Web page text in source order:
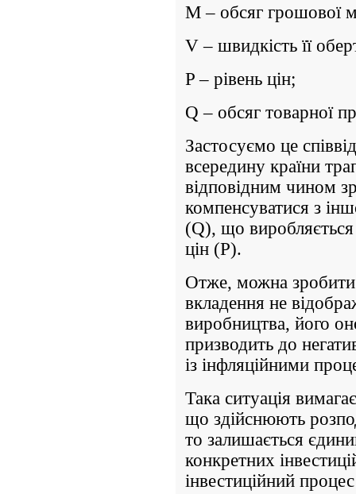
M – обсяг грошової
V – швидкість її
P – рівень цін;
Q – обсяг товарної
Застосуємо це
всередину країни
відповідним чином
компенсуватися з
(Q), що виробляється
цін (P).
Отже, можна зробити
вкладення не
виробництва, його
призводить до
із інфляційними
Така ситуація
що здійснюють
то залишається
конкретних
інвестиційний